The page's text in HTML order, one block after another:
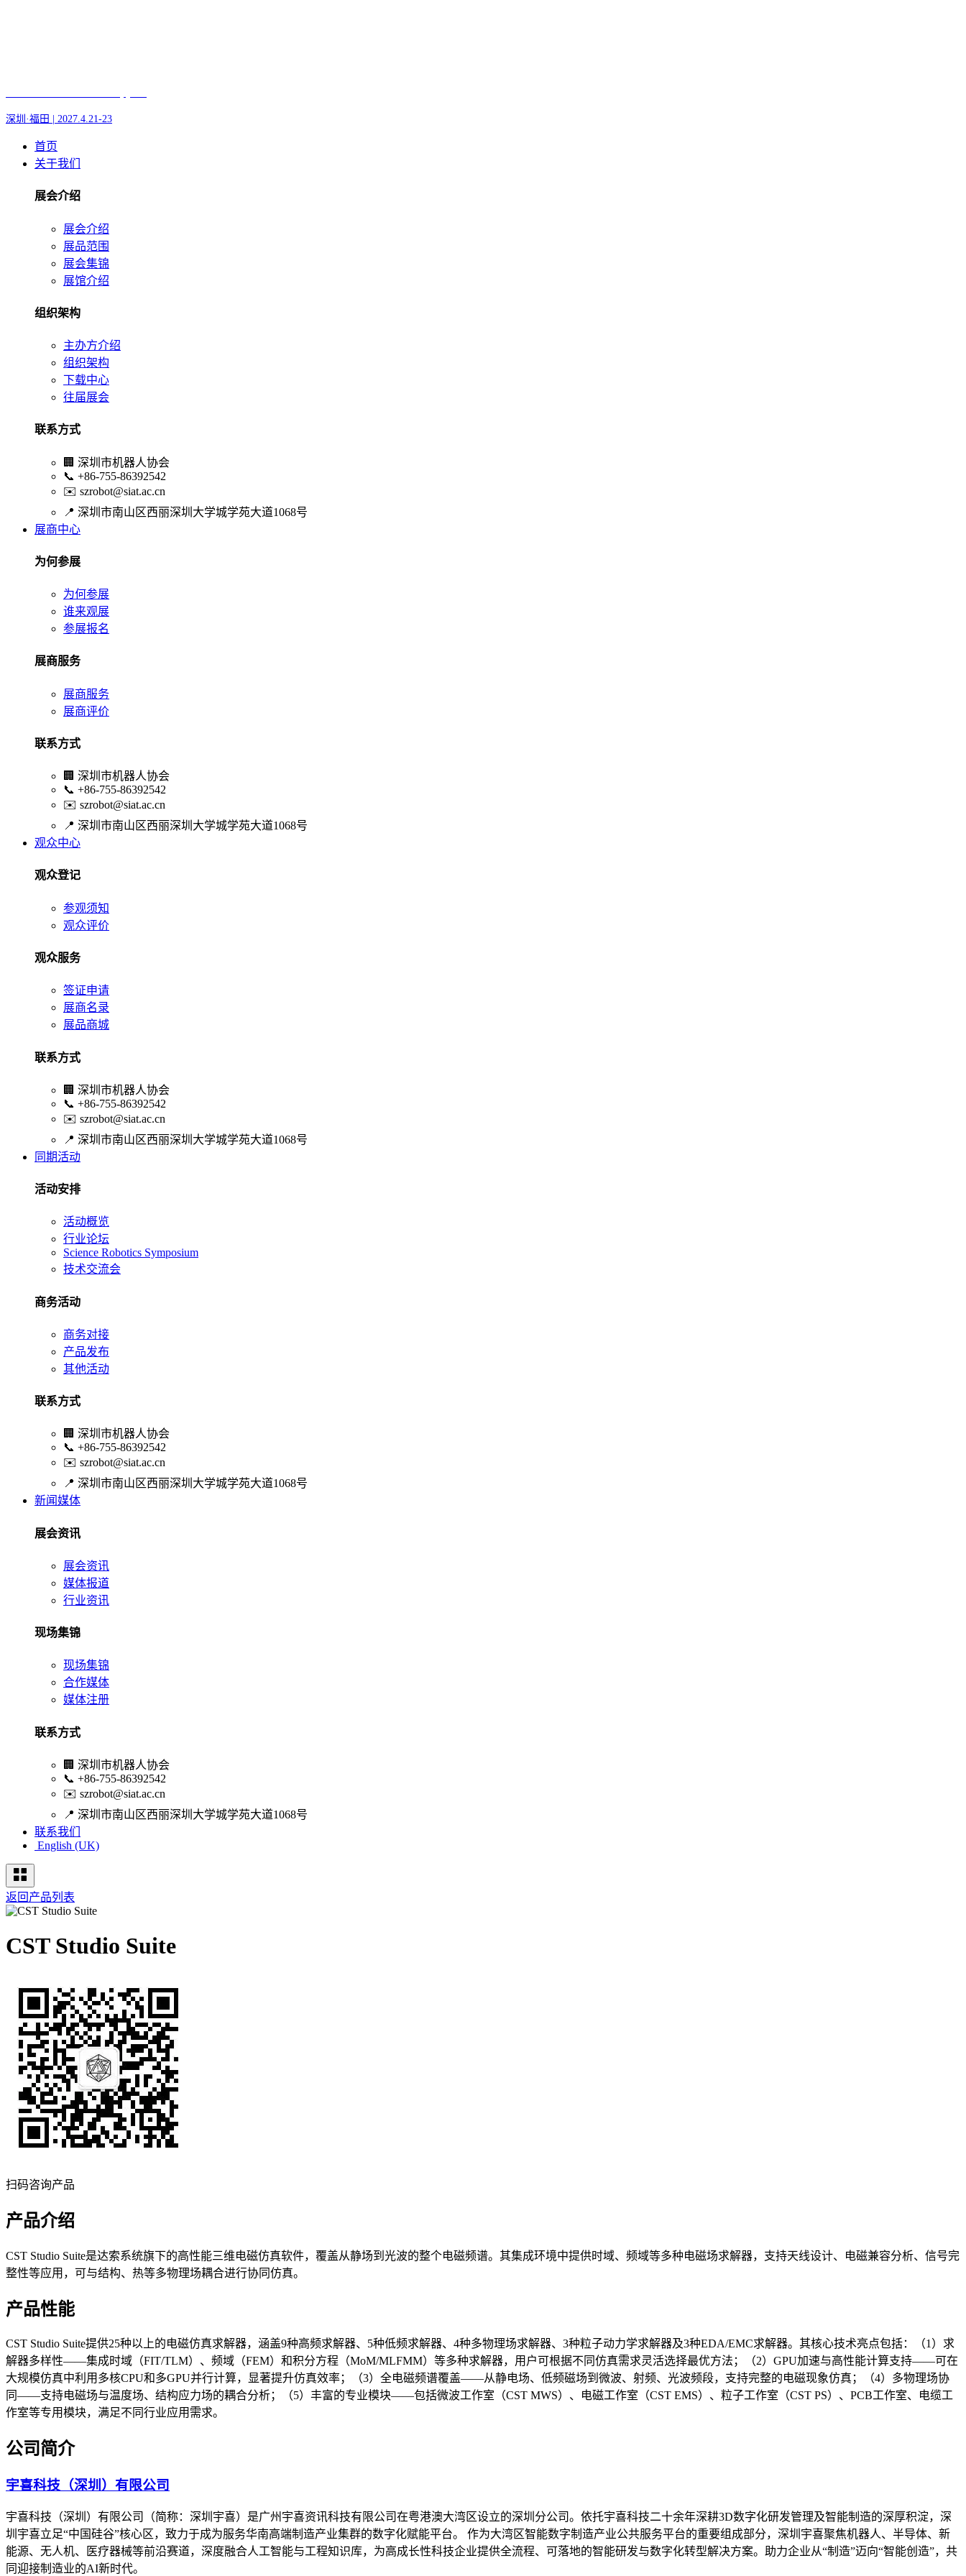
深圳·福田 | 2027.4.21-23
首页
关于我们
展会介绍
展会介绍
展品范围
展会集锦
展馆介绍
组织架构
主办方介绍
组织架构
下载中心
往届展会
联系方式
🏢 深圳市机器人协会
📞 +86-755-86392542
✉️ szrobot@siat.ac.cn
📍 深圳市南山区西丽深圳大学城学苑大道1068号
展商中心
为何参展
为何参展
谁来观展
参展报名
展商服务
展商服务
展商评价
联系方式
🏢 深圳市机器人协会
📞 +86-755-86392542
✉️ szrobot@siat.ac.cn
📍 深圳市南山区西丽深圳大学城学苑大道1068号
观众中心
观众登记
参观须知
观众评价
观众服务
签证申请
展商名录
展品商城
联系方式
🏢 深圳市机器人协会
📞 +86-755-86392542
✉️ szrobot@siat.ac.cn
📍 深圳市南山区西丽深圳大学城学苑大道1068号
同期活动
活动安排
活动概览
行业论坛
Science Robotics Symposium
技术交流会
商务活动
商务对接
产品发布
其他活动
联系方式
🏢 深圳市机器人协会
📞 +86-755-86392542
✉️ szrobot@siat.ac.cn
📍 深圳市南山区西丽深圳大学城学苑大道1068号
新闻媒体
展会资讯
展会资讯
媒体报道
行业资讯
现场集锦
现场集锦
合作媒体
媒体注册
联系方式
🏢 深圳市机器人协会
📞 +86-755-86392542
✉️ szrobot@siat.ac.cn
📍 深圳市南山区西丽深圳大学城学苑大道1068号
联系我们
English (UK)
返回产品列表
CST Studio Suite
扫码咨询产品
产品介绍
CST Studio Suite是达索系统旗下的高性能三维电磁仿真软件，覆盖从静场到光波的整个电磁频谱。其集成环境中提供时域、频域等多种电磁场求解器，支持天线设计、电磁兼容分析、信号完
整性等应用，可与结构、热等多物理场耦合进行协同仿真。
产品性能
CST Studio Suite提供25种以上的电磁仿真求解器，涵盖9种高频求解器、5种低频求解器、4种多物理场求解器、3种粒子动力学求解器及3种EDA/EMC求解器。其核心技术亮点包括：（1）求
解器多样性——集成时域（FIT/TLM）、频域（FEM）和积分方程（MoM/MLFMM）等多种求解器，用户可根据不同仿真需求灵活选择最优方法；（2）GPU加速与高性能计算支持——可在
大规模仿真中利用多核CPU和多GPU并行计算，显著提升仿真效率；（3）全电磁频谱覆盖——从静电场、低频磁场到微波、射频、光波频段，支持完整的电磁现象仿真；（4）多物理场协
同——支持电磁场与温度场、结构应力场的耦合分析；（5）丰富的专业模块——包括微波工作室（CST MWS）、电磁工作室（CST EMS）、粒子工作室（CST PS）、PCB工作室、电缆工
作室等专用模块，满足不同行业应用需求。
公司简介
宇喜科技（深圳）有限公司
宇喜科技（深圳）有限公司（简称：深圳宇喜）是广州宇喜资讯科技有限公司在粤港澳大湾区设立的深圳分公司。依托宇喜科技二十余年深耕3D数字化研发管理及智能制造的深厚积淀，深
圳宇喜立足“中国硅谷”核心区，致力于成为服务华南高端制造产业集群的数字化赋能平台。 作为大湾区智能数字制造产业公共服务平台的重要组成部分，深圳宇喜聚焦机器人、半导体、新
能源、无人机、医疗器械等前沿赛道，深度融合人工智能与工程知识库，为高成长性科技企业提供全流程、可落地的智能研发与数字化转型解决方案。助力企业从“制造”迈向“智能创造”，共
同迎接制造业的AI新时代。